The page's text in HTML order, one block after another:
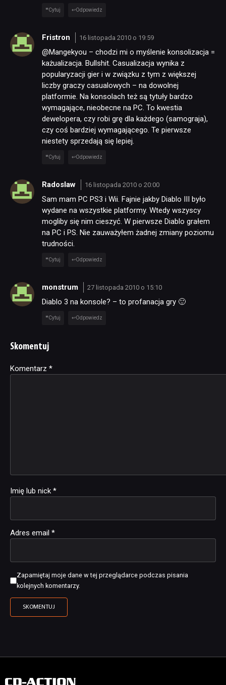
Cytuj Odpowiedz
Fristron 16 listopada 2010 o 19:59
@Mangekyou – chodzi mi o myślenie konsolizacja =
każualizacja. Bullshit. Casualizacja wynika z
popularyzacji gier i w związku z tym z większej
liczby graczy casualowych – na dowolnej
platformie. Na konsolach też są tytuły bardzo
wymagające, nieobecne na PC. To kwestia
dewelopera, czy robi grę dla każdego (samograja),
czy coś bardziej wymagającego. Te pierwsze
niestety sprzedają się lepiej.
Cytuj Odpowiedz
Radoslaw 16 listopada 2010 o 20:00
Sam mam PC PS3 i Wii. Fajnie jakby Diablo III było
wydane na wszystkie platformy. Wtedy wszyscy
mogliby się nim cieszyć. W pierwsze Diablo grałem
na PC i PS. Nie zauważyłem żadnej zmiany poziomu
trudności.
Cytuj Odpowiedz
monstrum 27 listopada 2010 o 15:10
Diablo 3 na konsole? – to profanacja gry 🙂
Cytuj Odpowiedz
Skomentuj
Komentarz *
Imię lub nick *
Adres email *
Zapamiętaj moje dane w tej przeglądarce podczas pisania
kolejnych komentarzy.
Alternative: